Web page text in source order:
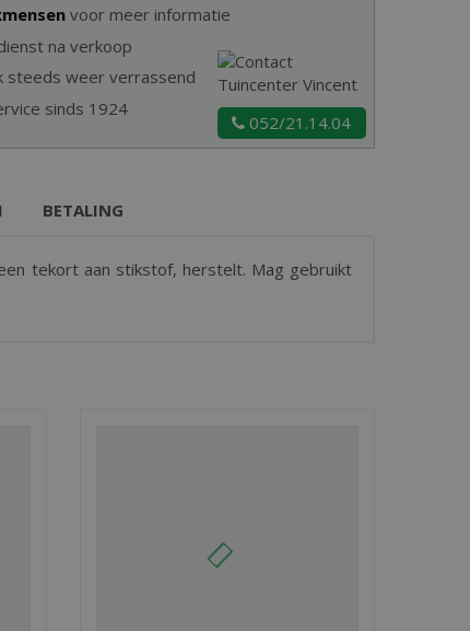
voor meer informatie
na verkoop
steeds weer verrassend
sinds 1924
052/21.14.04
BETALING
tekort aan stikstof, herstelt. Mag gebruikt